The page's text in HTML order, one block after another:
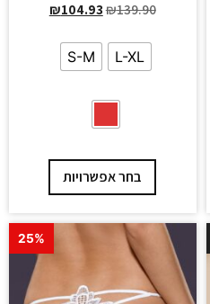
₪139.90
₪104.93
L-XL
S-M
בחר אפשרויות
25%